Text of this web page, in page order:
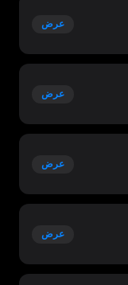
عرض
عرض
عرض
عرض